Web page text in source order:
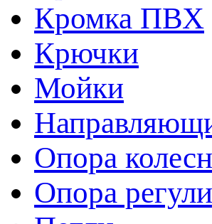
Кромка ПВХ
Крючки
Мойки
Опора
Опора